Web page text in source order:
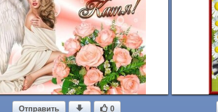
Отправить  0